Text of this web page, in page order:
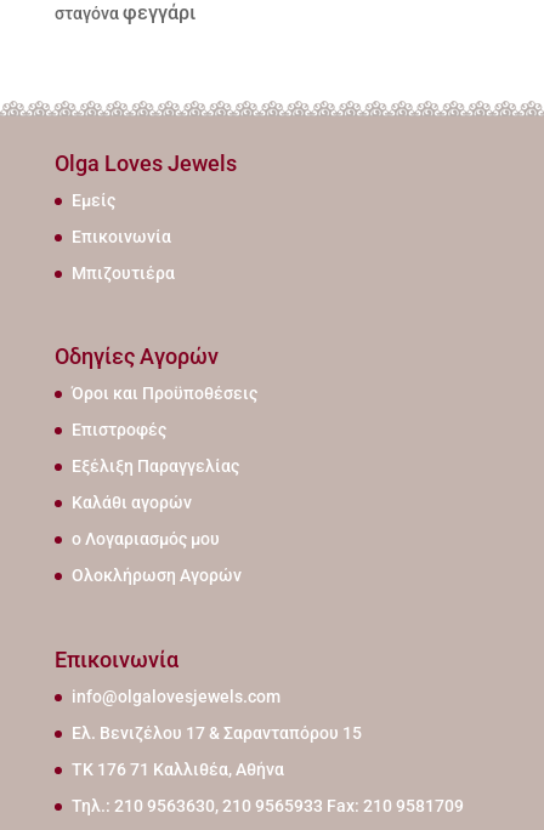
σταγόνα φεγγάρι
Olga Loves Jewels
Εμείς
Επικοινωνία
Μπιζουτιέρα
Οδηγίες Αγορών
Όροι και Προϋποθέσεις
Επιστροφές
Εξέλιξη Παραγγελίας
Καλάθι αγορών
ο Λογαριασμός μου
Ολοκλήρωση Αγορών
Επικοινωνία
info@olgalovesjewels.com
Ελ. Βενιζέλου 17 & Σαρανταπόρου 15
ΤΚ 176 71 Καλλιθέα, Αθήνα
Τηλ.: 210 9563630, 210 9565933 Fax: 210 9581709